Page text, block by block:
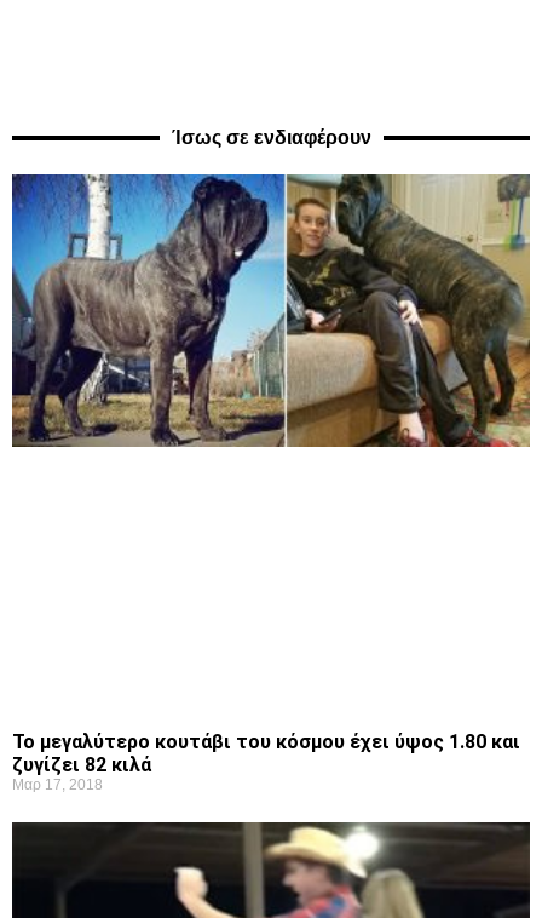
Ίσως σε ενδιαφέρουν
To μεγαλύτερο κουτάβι του κόσμου έχει ύψος 1.80 και
ζυγίζει 82 κιλά
Μαρ 17, 2018